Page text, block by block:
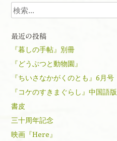
検索
最近の投稿
『暮しの手帖』別冊
『どうぶつと動物園』
『ちいさなかがくのとも』6月号
『コケのすきまぐらし』中国語版
書皮
三十周年記念
映画『Here』